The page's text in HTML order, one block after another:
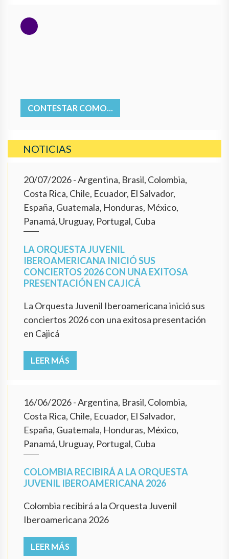
CONTESTAR COMO...
NOTICIAS
20/07/2026- Argentina, Brasil, Colombia,
Costa Rica, Chile, Ecuador, El Salvador,
España, Guatemala, Honduras, México,
Panamá, Uruguay, Portugal, Cuba
LA ORQUESTA JUVENIL
IBEROAMERICANA INICIÓ SUS
CONCIERTOS 2026 CON UNA EXITOSA
PRESENTACIÓN EN CAJICÁ
La Orquesta Juvenil Iberoamericana inició sus
conciertos 2026 con una exitosa presentación
en Cajicá
LEER MÁS
16/06/2026- Argentina, Brasil, Colombia,
Costa Rica, Chile, Ecuador, El Salvador,
España, Guatemala, Honduras, México,
Panamá, Uruguay, Portugal, Cuba
COLOMBIA RECIBIRÁ A LA ORQUESTA
JUVENIL IBEROAMERICANA 2026
Colombia recibirá a la Orquesta Juvenil
Iberoamericana 2026
LEER MÁS